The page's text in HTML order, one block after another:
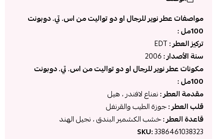
مواصفات عطر نوير للرجال او دو تواليت من اس. تي. دوبونت
100مل :
تركيز العطر :EDT
سنة الأصدار :2006
مكونات عطر نوير للرجال او دو تواليت من اس. تي. دوبونت
100مل :
مقدمة العطر :نعناع لافندر ، هيل
قلب العطر :جوزة الطيب والقرنفل
قاعدة العطر :خشب الكشمير البندق ، نجيل الهند
SKU:3386461038323